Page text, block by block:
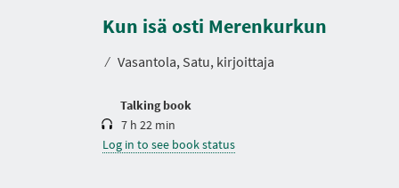
Kun isä osti Merenkurkun
⁄ Vasantola, Satu, kirjoittaja
Talking book
r
a
i
7 h 22 min
Log in to see book status